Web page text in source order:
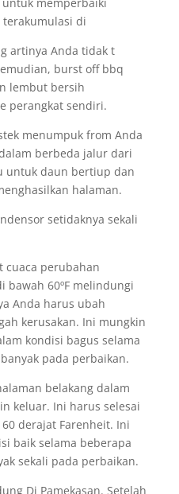
di
artinya Anda tidak t
burst off bbq
lembut bersih
perangkat sendiri.
menumpuk from Anda
berbeda jalur dari
untuk daun bertiup dan
halaman.
setidaknya sekali
cuaca perubahan
bawah 60ºF melindungi
Anda harus ubah
kerusakan. Ini mungkin
kondisi bagus selama
pada perbaikan.
belakang dalam
keluar. Ini harus selesai
derajat Farenheit. Ini
baik selama beberapa
sekali pada perbaikan.
Di Pamekasan. Setelah